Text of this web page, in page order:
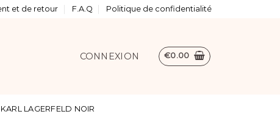
et de retour F.A.Q Politique de confidentialité
CONNEXION €0.00
LAGERFELD NOIR